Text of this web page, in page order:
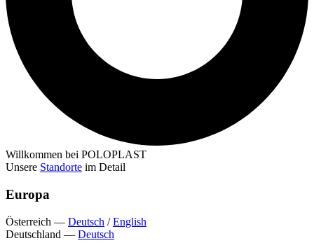
Willkommen bei POLOPLAST
Unsere Standorte im Detail
Europa
Österreich — Deutsch /English
Deutschland — Deutsch